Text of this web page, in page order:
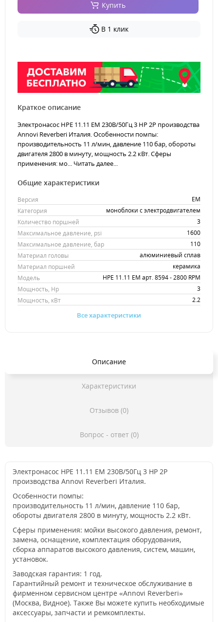
Купить
В 1 клик
Краткое описание
Электронасос HPE 11.11 EM 230В/50Гц 3 HP 2P производства
Annovi Reverberi Италия. Особенности помпы:
производительность 11 л/мин, давление 110 бар, обороты
двигателя 2800 в минуту, мощность 2.2 кВт. Сферы
применения: мо... Читать далее...
Общие характеристики
Версия
EM
Категория
моноблоки с электродвигателем
Количество поршней
3
Максимальное давление, psi
1600
Максимальное давление, бар
110
Материал головы
алюминиевый сплав
Материал поршней
керамика
Модель
HPE 11.11 EM арт. 8594 - 2800 RPM
Мощность, Hp
3
Мощность, кВт
2.2
Все характеристики
Описание
Характеристики
Отзывов (0)
Вопрос - ответ (0)
Электронасос HPE 11.11 EM 230В/50Гц 3 HP 2P
производства Annovi Reverberi Италия.
Особенности помпы:
производительность 11 л/мин, давление 110 бар,
обороты двигателя 2800 в минуту, мощность 2.2 кВт.
Сферы применения: мойки высокого давления, ремонт,
замена, оснащение, комплектация оборудования,
сборка аппаратов высокого давления, систем, машин,
установок.
Заводская гарантия: 1 год.
Гарантийный ремонт и техническое обслуживание в
фирменном сервисном центре «Annovi Reverberi»
(Москва, Видное). Также Вы можете купить необходимые
аксессуары, запчасти и ремкомплекты.